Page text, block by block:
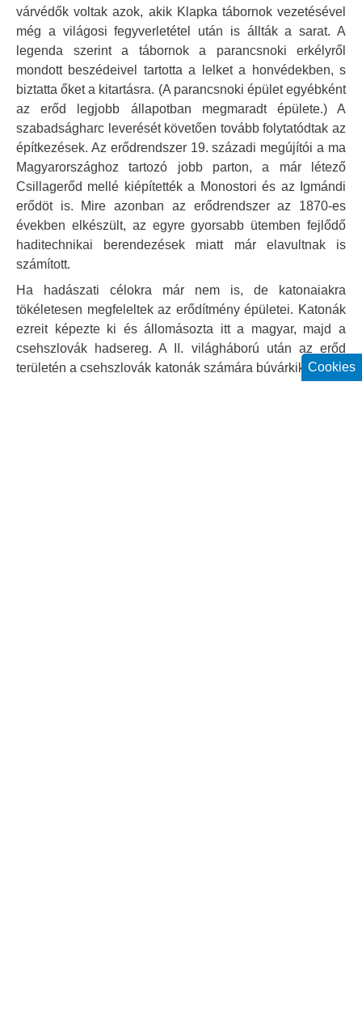
várvédők voltak azok, akik Klapka tábornok vezetésével
még a világosi fegyverletétel után is állták a sarat. A
legenda szerint a tábornok a parancsnoki erkélyről
mondott beszédeivel tartotta a lelket a honvédekben, s
biztatta őket a kitartásra. (A parancsnoki épület egyébként
az erőd legjobb állapotban megmaradt épülete.) A
szabadságharc leverését követően tovább folytatódtak az
építkezések. Az erődrendszer 19. századi megújítói a ma
Magyarországhoz tartozó jobb parton, a már létező
Csillagerőd mellé kiépítették a Monostori és az Igmándi
erődöt is. Mire azonban az erődrendszer az 1870-es
években elkészült, az egyre gyorsabb ütemben fejlődő
haditechnikai berendezések miatt már elavultnak is
számított.
Ha hadászati célokra már nem is, de katonaiakra
tökéletesen megfeleltek az erődítmény épületei. Katonák
ezreit képezte ki és állomásozta itt a magyar, majd a
csehszlovák hadsereg. A II. világháború után az erőd
területén a csehszlovák katonák számára búvárkiképző is
Cookies